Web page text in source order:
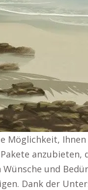
Möglichkeit,
anzubieten,
Wünsche und
Dank der